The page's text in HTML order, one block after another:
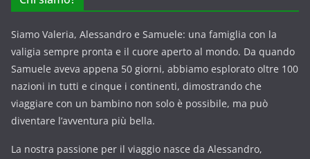
Siamo Valeria, Alessandro e Samuele: una famiglia con la
valigia sempre pronta e il cuore aperto al mondo. Da quando
Samuele aveva appena 50 giorni, abbiamo esplorato oltre 100
nazioni in tutti e cinque i continenti, dimostrando che
viaggiare con un bambino non solo è possibile, ma può
diventare l’avventura più bella.
La nostra passione per il viaggio nasce da Alessandro,